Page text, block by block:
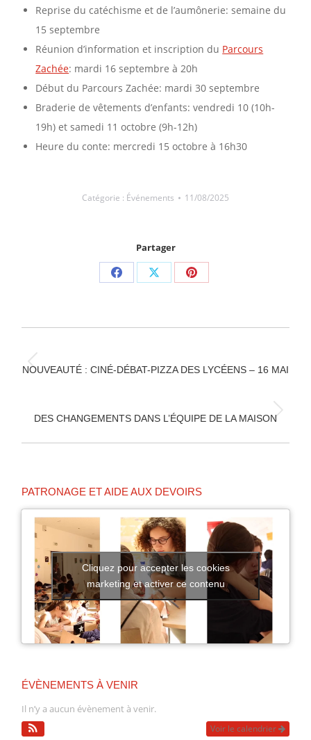
Reprise du catéchisme et de l’aumônerie: semaine du
15 septembre
Réunion d’information et inscription du Parcours
Zachée: mardi 16 septembre à 20h
Début du Parcours Zachée: mardi 30 septembre
Braderie de vêtements d’enfants: vendredi 10 (10h-
19h) et samedi 11 octobre (9h-12h)
Heure du conte: mercredi 15 octobre à 16h30
Catégorie : Événements 11/08/2025
Partager
Partager
Facebook
Partager
X
Partager
Pinterest
ARTICLE
Article
NOUVEAUTÉ : CINÉ-DÉBAT-PIZZA DES LYCÉENS – 16 MAI
Article
DES CHANGEMENTS DANS L’ÉQUIPE DE LA MAISON
PATRONAGE ET AIDE AUX DEVOIRS
Cliquez pour accepter les cookies
marketing et activer ce contenu
ÉVÈNEMENTS À VENIR
Il n’y a aucun évènement à venir.
Voir le calendrier